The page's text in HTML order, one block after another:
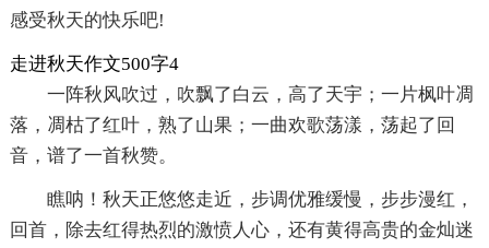
感受秋天的快乐吧!
走进秋天作文500字4
一阵秋风吹过，吹飘了白云，高了天宇；一片枫叶凋
落，凋枯了红叶，熟了山果；一曲欢歌荡漾，荡起了回
音，谱了一首秋赞。
瞧呐！秋天正悠悠走近，步调优雅缓慢，步步漫红，
回首，除去红得热烈的激愤人心，还有黄得高贵的金灿迷